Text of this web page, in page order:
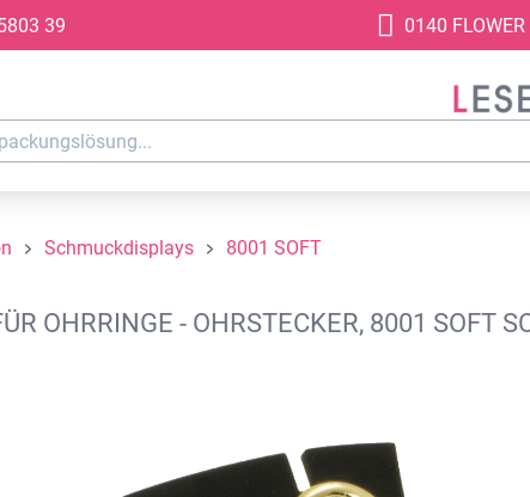
39 0140
Schmuckdisplays 8001 SOFT
OHRRINGE - OHRSTECKER, 8001 SOFT